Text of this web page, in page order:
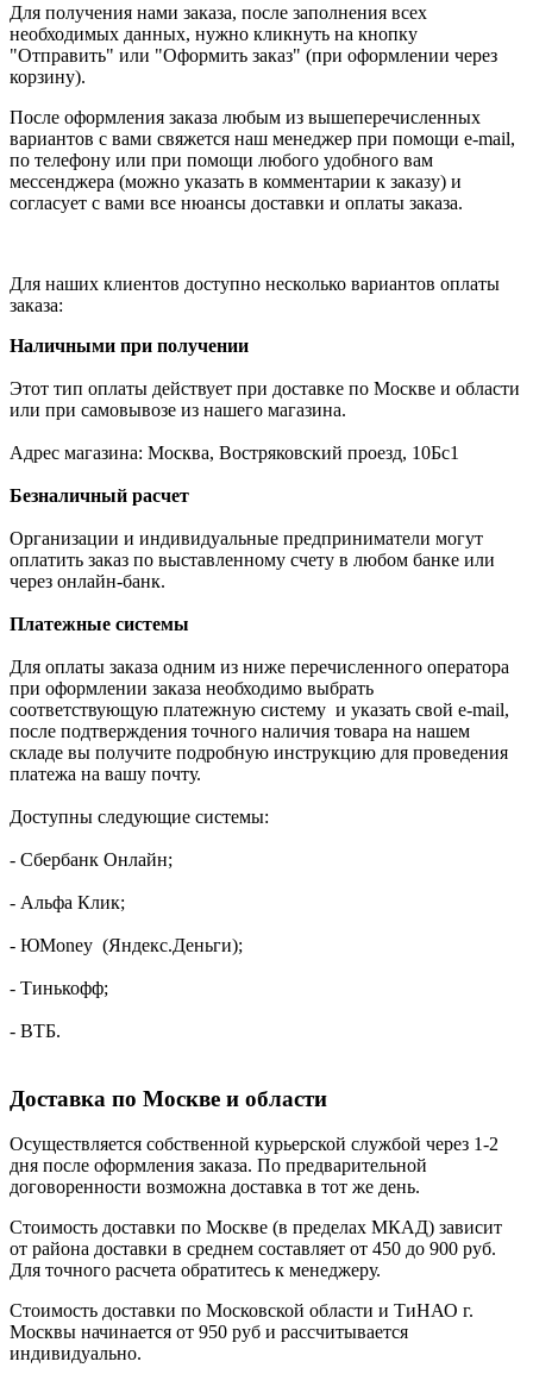
Для получения нами заказа, после заполнения всех
необходимых данных, нужно кликнуть на кнопку
"Отправить" или "Оформить заказ" (при оформлении через
корзину).
После оформления заказа любым из вышеперечисленных
вариантов с вами свяжется наш менеджер при помощи e-mail,
по телефону или при помощи любого удобного вам
мессенджера (можно указать в комментарии к заказу) и
согласует с вами все нюансы доставки и оплаты заказа.
Для наших клиентов доступно несколько вариантов оплаты
заказа:
Наличными при получении
Этот тип оплаты действует при доставке по Москве и области
или при самовывозе из нашего магазина.
Адрес магазина: Москва, Востряковский проезд, 10Бс1
Безналичный расчет
Организации и индивидуальные предприниматели могут
оплатить заказ по выставленному счету в любом банке или
через онлайн-банк.
Платежные системы
Для оплаты заказа одним из ниже перечисленного оператора
при оформлении заказа необходимо выбрать
соответствующую платежную систему и указать свой e-mail,
после подтверждения точного наличия товара на нашем
складе вы получите подробную инструкцию для проведения
платежа на вашу почту.
Доступны следующие системы:
- Сбербанк Онлайн;
- Альфа Клик;
- ЮMoney (Яндекс.Деньги);
- Тинькофф;
- ВТБ.
Доставка по Москве и области
Осуществляется собственной курьерской службой через 1-2
дня после оформления заказа. По предварительной
договоренности возможна доставка в тот же день.
Стоимость доставки по Москве (в пределах МКАД) зависит
от района доставки в среднем составляет от 450 до 900 руб.
Для точного расчета обратитесь к менеджеру.
Стоимость доставки по Московской области и ТиНАО г.
Москвы начинается от 950 руб и рассчитывается
индивидуально.